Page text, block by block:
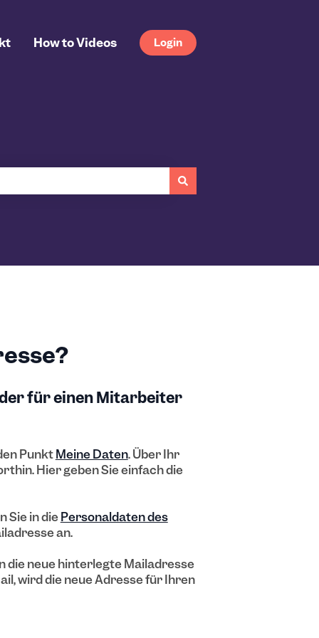
How to Videos Login
für einen Mitarbeiter
PunktMeine Daten. Über Ihr
Hier geben Sie einfach die
Sie in diePersonaldaten des
an.
die neue hinterlegte Mailadresse
wird die neue Adresse für Ihren